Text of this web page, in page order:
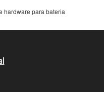
hardware para bateria